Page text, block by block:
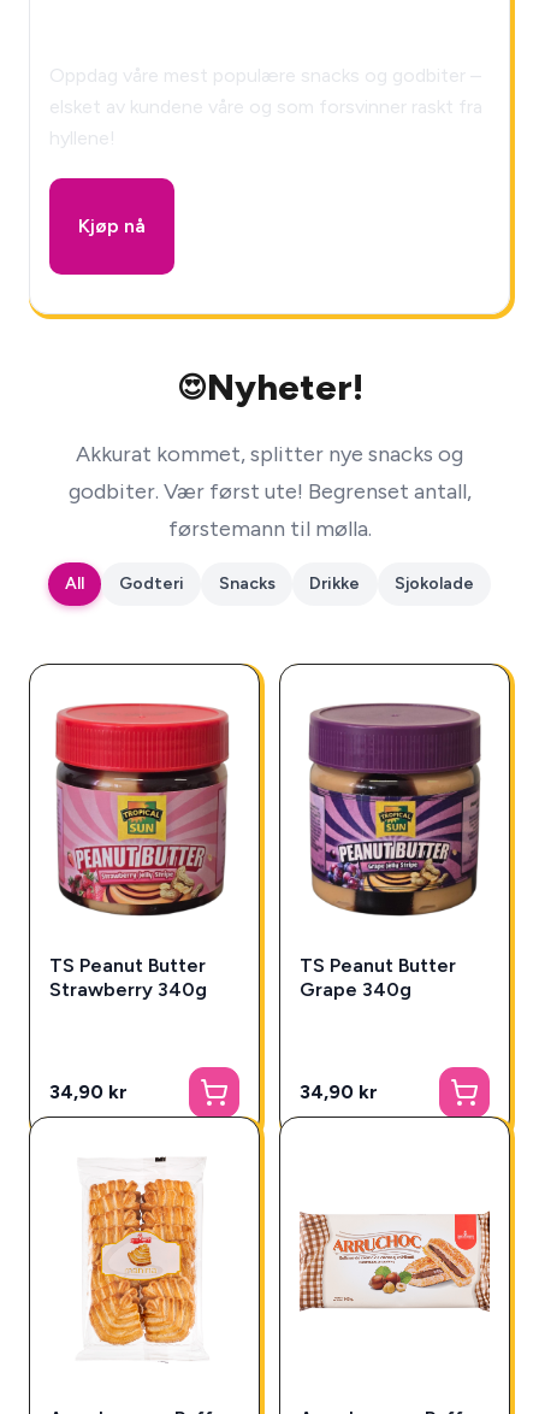
Oppdag våre mest populære snacks og godbiter –
elsket av kundene våre og som forsvinner raskt fra
hyllene!
Kjøp nå
😍Nyheter!
Akkurat kommet, splitter nye snacks og
godbiter. Vær først ute! Begrenset antall,
førstemann til mølla.
All Godteri Snacks Drikke Sjokolade
TS Peanut Butter
Strawberry 340g
34,90 kr
TS Peanut Butter
Grape 340g
34,90 kr